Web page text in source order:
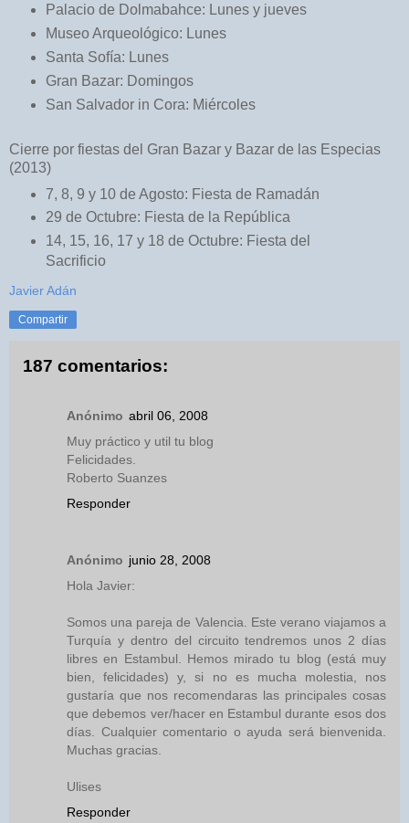
Palacio de Dolmabahce: Lunes y jueves
Museo Arqueológico: Lunes
Santa Sofía: Lunes
Gran Bazar: Domingos
San Salvador in Cora: Miércoles
Cierre por fiestas del Gran Bazar y Bazar de las Especias
(2013)
7, 8, 9 y 10 de Agosto: Fiesta de Ramadán
29 de Octubre: Fiesta de la República
14, 15, 16, 17 y 18 de Octubre: Fiesta del
Sacrificio
Javier Adán
Compartir
187 comentarios:
Anónimo abril 06, 2008
Muy práctico y util tu blog
Felicidades.
Roberto Suanzes
Responder
Anónimo junio 28, 2008
Hola Javier:
Somos una pareja de Valencia. Este verano viajamos a
Turquía y dentro del circuito tendremos unos 2 días
libres en Estambul. Hemos mirado tu blog (está muy
bien, felicidades) y, si no es mucha molestia, nos
gustaría que nos recomendaras las principales cosas
que debemos ver/hacer en Estambul durante esos dos
días. Cualquier comentario o ayuda será bienvenida.
Muchas gracias.
Ulises
Responder